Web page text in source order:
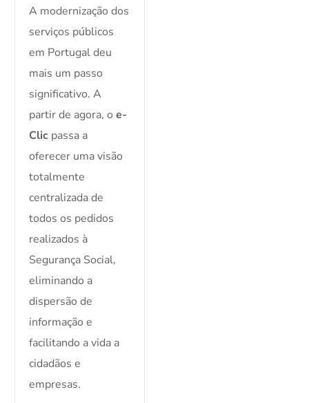
A modernização dos
serviços públicos
em Portugal deu
mais um passo
significativo. A
partir de agora, oe-
Clic passa a
oferecer uma visão
totalmente
centralizada de
todos os pedidos
realizados à
Segurança Social,
eliminando a
dispersão de
informação e
facilitando a vida a
cidadãos e
empresas.